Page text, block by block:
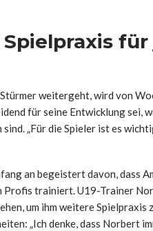
weitergeht, wird von
für seine Entwicklung sei,
„Für die Spieler ist es
an begeistert davon, dass
trainiert. U19-Trainer
um ihm weitere
„Ich denke, dass Norbert